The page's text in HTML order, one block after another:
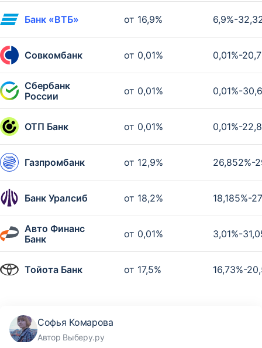
Банк «ВТБ» от 16,9% 6,9%-
Совкомбанк от 0,01% 0,01%-
Сбербанк
России
от 0,01% 0,01%-
ОТП Банк от 0,01% 0,01%-
Газпромбанк от 12,9% 26,852%-
Банк Уралсиб от 18,2% 18,185%-
Авто Финанс
Банк
от 0,01% 3,01%-
Тойота Банк от 17,5% 16,73%-
Софья Комарова
Автор Выберу.ру